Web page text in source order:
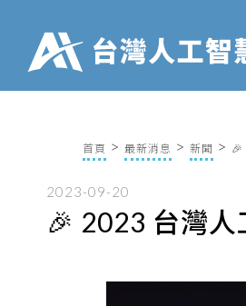
首頁 最新消息 新聞
2023-09-20
🎉 2023 台灣